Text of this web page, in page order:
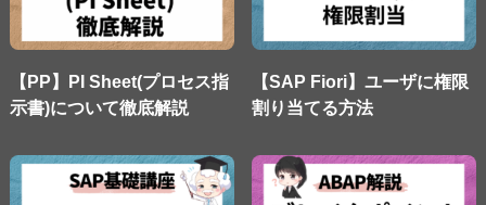
【PP】PI Sheet(プロセス指
示書)について徹底解説
【SAP Fiori】ユーザに権限
割り当てる方法